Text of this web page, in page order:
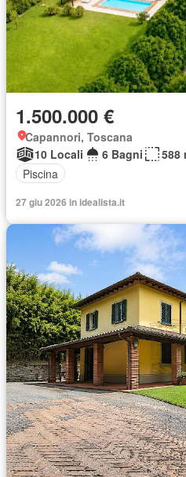
1.500.000 €
Capannori, Toscana
10 Locali
6 Bagni
588
Piscina
27 giu 2026 in idealista.it